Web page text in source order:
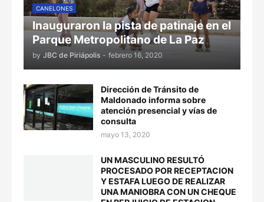
CANELONES
Inauguraron la pista de patinaje en el
Parque Metropolitano de La Paz
by JBC de Piriápolis - febrero 16, 2020
Dirección de Tránsito de
Maldonado informa sobre
atención presencial y vías de
consulta
mayo 13, 2020
UN MASCULINO RESULTÓ
PROCESADO POR RECEPTACION
Y ESTAFA LUEGO DE REALIZAR
UNA MANIOBRA CON UN CHEQUE